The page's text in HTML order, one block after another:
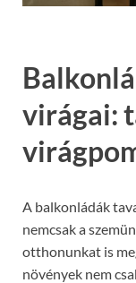
virágai:
A balkonládák
nemcsak a
otthonunkat is
növények nem